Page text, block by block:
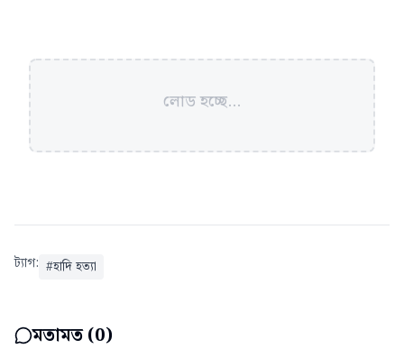
লোড হচ্ছে...
ট্যাগ: #হাদি হত্যা
মতামত (0)